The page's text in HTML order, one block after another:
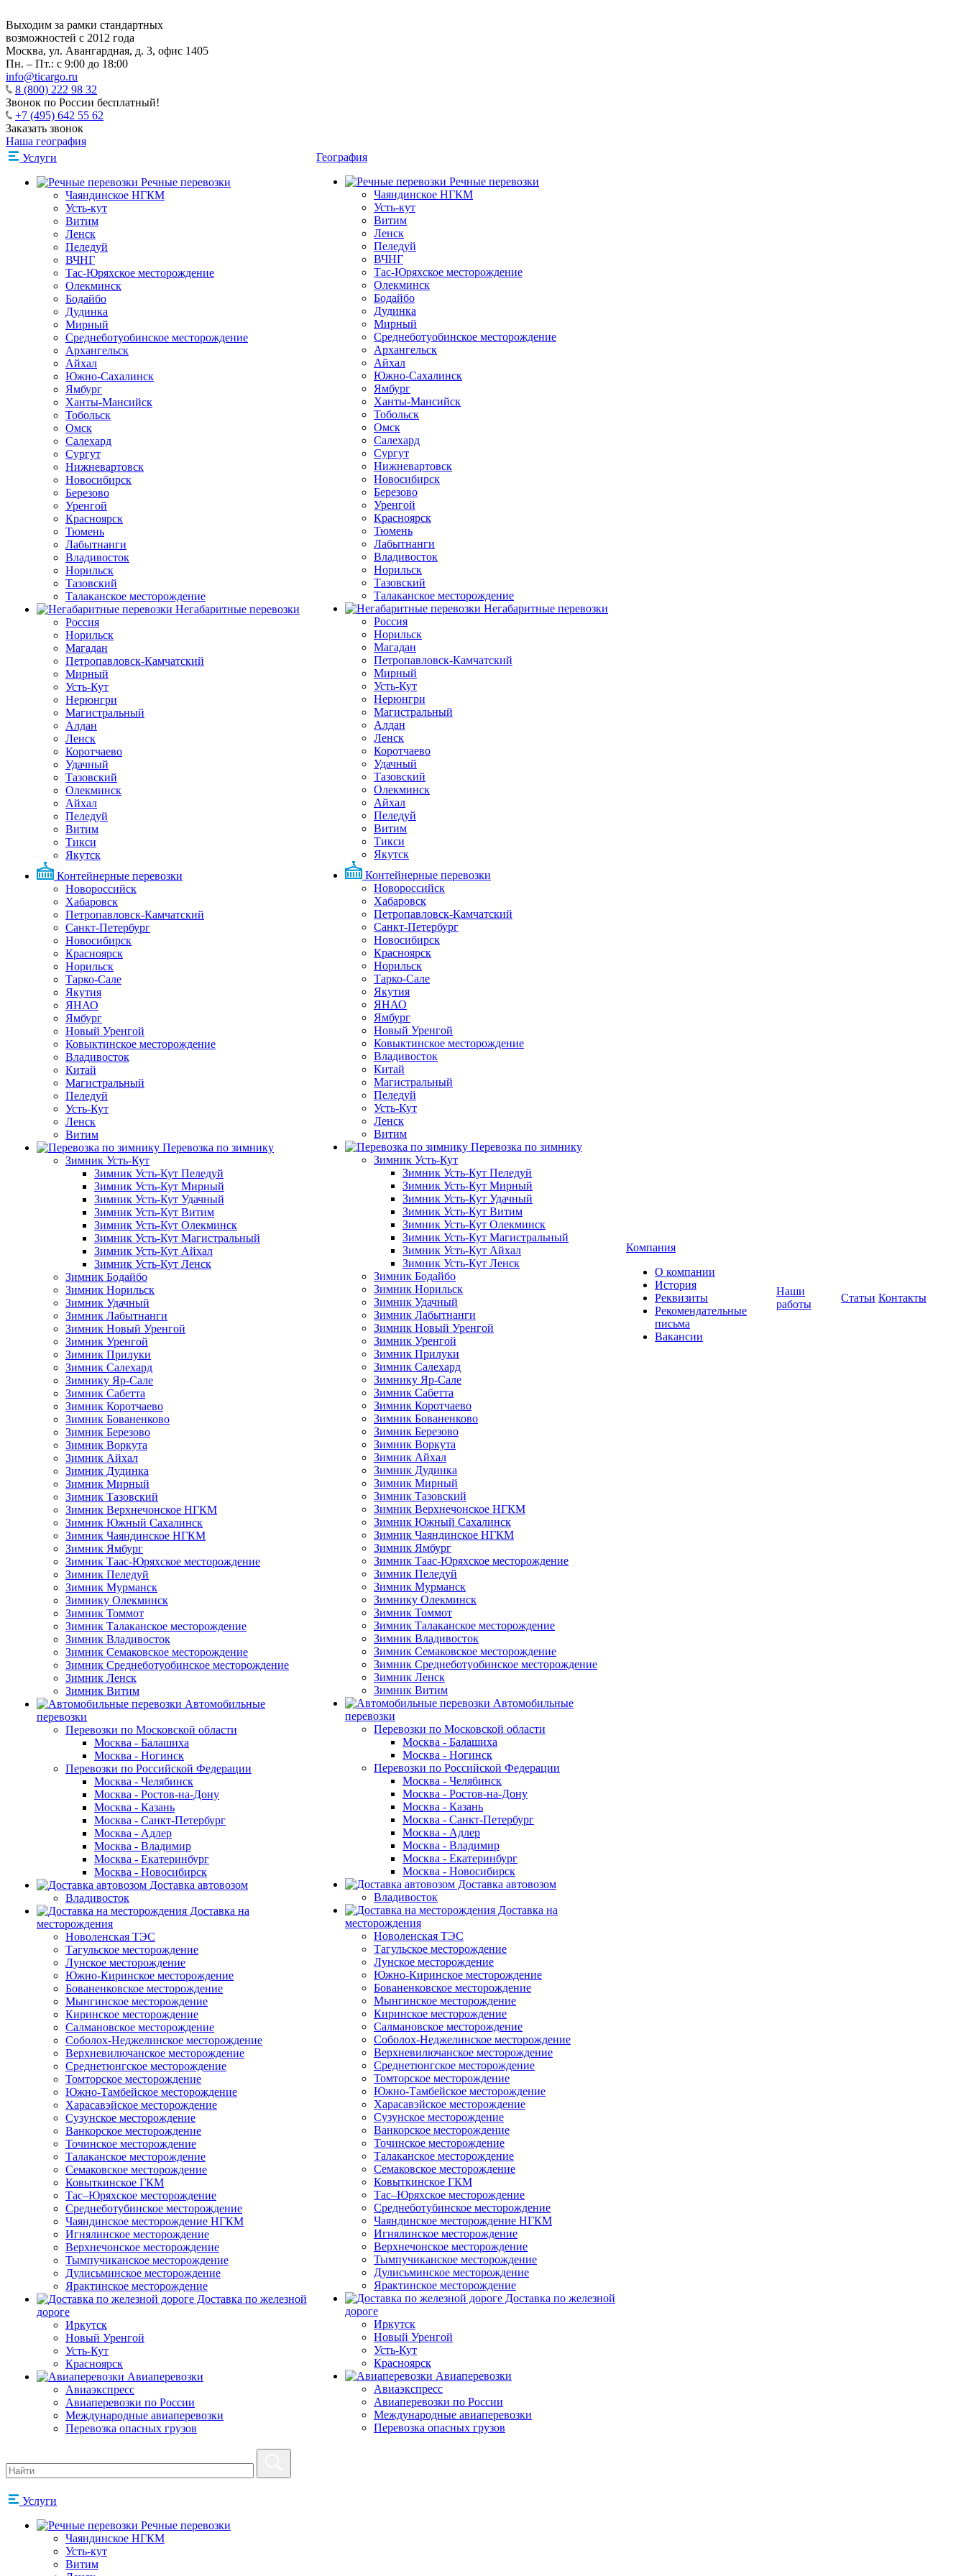
Выходим за рамки стандартных
возможностей с 2012 года
Москва, ул. Авангардная, д. 3, офис 1405
Пн. – Пт.: с 9:00 до 18:00
info@ticargo.ru
8 (800) 222 98 32
Звонок по России бесплатный!
+7 (495) 642 55 62
Заказать звонок
Наша география
Услуги
Речные перевозки
Чаяндинское НГКМ
Усть-кут
Витим
Ленск
Пеледуй
ВЧНГ
Тас-Юряхское месторождение
Олекминск
Бодайбо
Дудинка
Мирный
Среднеботуобинское месторождение
Архангельск
Айхал
Южно-Сахалинск
Ямбург
Ханты-Мансийск
Тобольск
Омск
Салехард
Сургут
Нижневартовск
Новосибирск
Березово
Уренгой
Красноярск
Тюмень
Лабытнанги
Владивосток
Норильск
Тазовский
Талаканское месторождение
Негабаритные перевозки
Россия
Норильск
Магадан
Петропавловск-Камчатский
Мирный
Усть-Кут
Нерюнгри
Магистральный
Алдан
Ленск
Коротчаево
Удачный
Тазовский
Олекминск
Айхал
Пеледуй
Витим
Тикси
Якутск
Контейнерные перевозки
Новороссийск
Хабаровск
Петропавловск-Камчатский
Санкт-Петербург
Новосибирск
Красноярск
Норильск
Тарко-Сале
Якутия
ЯНАО
Ямбург
Новый Уренгой
Ковыктинское месторождение
Владивосток
Китай
Магистральный
Пеледуй
Усть-Кут
Ленск
Витим
Перевозка по зимнику
Зимник Усть-Кут
Зимник Усть-Кут Пеледуй
Зимник Усть-Кут Мирный
Зимник Усть-Кут Удачный
Зимник Усть-Кут Витим
Зимник Усть-Кут Олекминск
Зимник Усть-Кут Магистральный
Зимник Усть-Кут Айхал
Зимник Усть-Кут Ленск
Зимник Бодайбо
Зимник Норильск
Зимник Удачный
Зимник Лабытнанги
Зимник Новый Уренгой
Зимник Уренгой
Зимник Прилуки
Зимник Салехард
Зимнику Яр-Сале
Зимник Сабетта
Зимник Коротчаево
Зимник Бованенково
Зимник Березово
Зимник Воркута
Зимник Айхал
Зимник Дудинка
Зимник Мирный
Зимник Тазовский
Зимник Верхнечонское НГКМ
Зимник Южный Сахалинск
Зимник Чаяндинское НГКМ
Зимник Ямбург
Зимник Таас-Юряхское месторождение
Зимник Пеледуй
Зимник Мурманск
Зимнику Олекминск
Зимник Томмот
Зимник Талаканское месторождение
Зимник Владивосток
Зимник Семаковское месторождение
Зимник Среднеботуобинское месторождение
Зимник Ленск
Зимник Витим
Автомобильные
перевозки
Перевозки по Московской области
Москва - Балашиха
Москва - Ногинск
Перевозки по Российской Федерации
Москва - Челябинск
Москва - Ростов-на-Дону
Москва - Казань
Москва - Санкт-Петербург
Москва - Адлер
Москва - Владимир
Москва - Екатеринбург
Москва - Новосибирск
Доставка автовозом
Владивосток
Доставка на
месторождения
Новоленская ТЭС
Тагульское месторождение
Лунское месторождение
Южно-Киринское месторождение
Бованенковское месторождение
Мынгинское месторождение
Киринское месторождение
Салмановское месторождение
Соболох-Неджелинское месторождение
Верхневилючанское месторождение
Среднетюнгское месторождение
Томторское месторождение
Южно-Тамбейское месторождение
Харасавэйское месторождение
Сузунское месторождение
Ванкорское месторождение
Точинское месторождение
Талаканское месторождение
Семаковское месторождение
Ковыткинское ГКМ
Тас–Юряхское месторождение
Среднеботубинское месторождение
Чаяндинское месторождение НГКМ
Игнялинское месторождение
Верхнечонское месторождение
Тымпучиканское месторождение
Дулисьминское месторождение
Ярактинское месторождение
Доставка по железной
дороге
Иркутск
Новый Уренгой
Усть-Кут
Красноярск
Авиаперевозки
Авиаэкспресс
Авиаперевозки по России
Международные авиаперевозки
Перевозка опасных грузов
География
Речные перевозки
Чаяндинское НГКМ
Усть-кут
Витим
Ленск
Пеледуй
ВЧНГ
Тас-Юряхское месторождение
Олекминск
Бодайбо
Дудинка
Мирный
Среднеботуобинское месторождение
Архангельск
Айхал
Южно-Сахалинск
Ямбург
Ханты-Мансийск
Тобольск
Омск
Салехард
Сургут
Нижневартовск
Новосибирск
Березово
Уренгой
Красноярск
Тюмень
Лабытнанги
Владивосток
Норильск
Тазовский
Талаканское месторождение
Негабаритные перевозки
Россия
Норильск
Магадан
Петропавловск-Камчатский
Мирный
Усть-Кут
Нерюнгри
Магистральный
Алдан
Ленск
Коротчаево
Удачный
Тазовский
Олекминск
Айхал
Пеледуй
Витим
Тикси
Якутск
Контейнерные перевозки
Новороссийск
Хабаровск
Петропавловск-Камчатский
Санкт-Петербург
Новосибирск
Красноярск
Норильск
Тарко-Сале
Якутия
ЯНАО
Ямбург
Новый Уренгой
Ковыктинское месторождение
Владивосток
Китай
Магистральный
Пеледуй
Усть-Кут
Ленск
Витим
Перевозка по зимнику
Зимник Усть-Кут
Зимник Усть-Кут Пеледуй
Зимник Усть-Кут Мирный
Зимник Усть-Кут Удачный
Зимник Усть-Кут Витим
Зимник Усть-Кут Олекминск
Зимник Усть-Кут Магистральный
Зимник Усть-Кут Айхал
Зимник Усть-Кут Ленск
Зимник Бодайбо
Зимник Норильск
Зимник Удачный
Зимник Лабытнанги
Зимник Новый Уренгой
Зимник Уренгой
Зимник Прилуки
Зимник Салехард
Зимнику Яр-Сале
Зимник Сабетта
Зимник Коротчаево
Зимник Бованенково
Зимник Березово
Зимник Воркута
Зимник Айхал
Зимник Дудинка
Зимник Мирный
Зимник Тазовский
Зимник Верхнечонское НГКМ
Зимник Южный Сахалинск
Зимник Чаяндинское НГКМ
Зимник Ямбург
Зимник Таас-Юряхское месторождение
Зимник Пеледуй
Зимник Мурманск
Зимнику Олекминск
Зимник Томмот
Зимник Талаканское месторождение
Зимник Владивосток
Зимник Семаковское месторождение
Зимник Среднеботуобинское месторождение
Зимник Ленск
Зимник Витим
Автомобильные
перевозки
Перевозки по Московской области
Москва - Балашиха
Москва - Ногинск
Перевозки по Российской Федерации
Москва - Челябинск
Москва - Ростов-на-Дону
Москва - Казань
Москва - Санкт-Петербург
Москва - Адлер
Москва - Владимир
Москва - Екатеринбург
Москва - Новосибирск
Доставка автовозом
Владивосток
Доставка на
месторождения
Новоленская ТЭС
Тагульское месторождение
Лунское месторождение
Южно-Киринское месторождение
Бованенковское месторождение
Мынгинское месторождение
Киринское месторождение
Салмановское месторождение
Соболох-Неджелинское месторождение
Верхневилючанское месторождение
Среднетюнгское месторождение
Томторское месторождение
Южно-Тамбейское месторождение
Харасавэйское месторождение
Сузунское месторождение
Ванкорское месторождение
Точинское месторождение
Талаканское месторождение
Семаковское месторождение
Ковыткинское ГКМ
Тас–Юряхское месторождение
Среднеботубинское месторождение
Чаяндинское месторождение НГКМ
Игнялинское месторождение
Верхнечонское месторождение
Тымпучиканское месторождение
Дулисьминское месторождение
Ярактинское месторождение
Доставка по железной
дороге
Иркутск
Новый Уренгой
Усть-Кут
Красноярск
Авиаперевозки
Авиаэкспресс
Авиаперевозки по России
Международные авиаперевозки
Перевозка опасных грузов
Компания
О компании
История
Реквизиты
Рекомендательные
письма
Вакансии
Наши
работы
Статьи Контакты
Услуги
Речные перевозки
Чаяндинское НГКМ
Усть-кут
Витим